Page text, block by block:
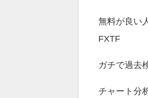
無料が良い
FXTF
ガチで過去
チャート分